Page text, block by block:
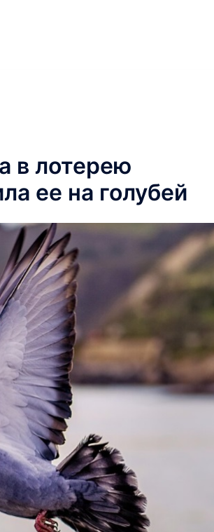
в лотерею
ее на голубей